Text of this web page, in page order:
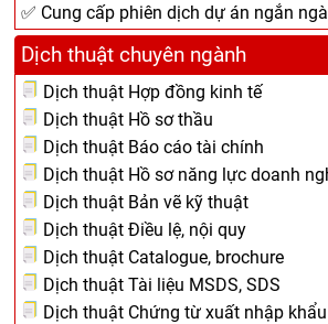
✅ Cung cấp phiên dịch dự án ngắn
Dịch thuật chuyên ngành
Dịch thuật Hợp đồng kinh tế
Dịch thuật Hồ sơ thầu
Dịch thuật Báo cáo tài chính
Dịch thuật Hồ sơ năng lực doanh
Dịch thuật Bản vẽ kỹ thuật
Dịch thuật Điều lệ, nội quy
Dịch thuật Catalogue, brochure
Dịch thuật Tài liệu MSDS, SDS
Dịch thuật Chứng từ xuất nhập khẩu